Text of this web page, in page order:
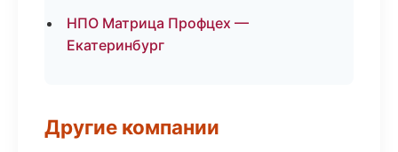
НПО Матрица Профцех —
Екатеринбург
Другие компании